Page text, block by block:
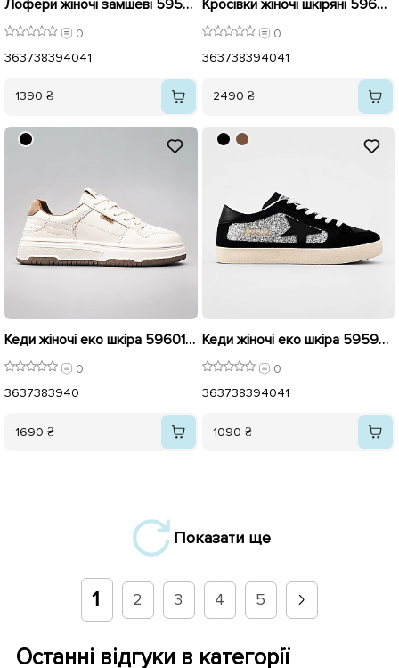
Лофери жіночі замшеві 595993 Коричневі
0
363738394041
1390 ₴
Кросівки жіночі шкіряні 596013 Бежеві
0
363738394041
2490 ₴
Кеди жіночі еко шкіра 596011 Бежеві
0
3637383940
1690 ₴
Кеди жіночі еко шкіра 595980 Чорні з сірими сріблястками
0
363738394041
1090 ₴
Показати ще
1 2 3 4 5
Останні відгуки в категорії